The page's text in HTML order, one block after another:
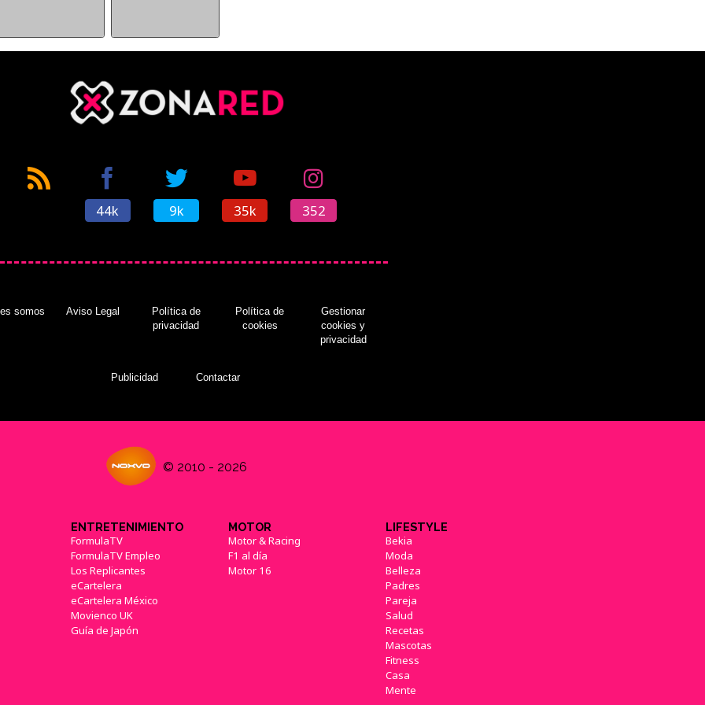
44k 9k 35k 352
somos Aviso Legal
Política de
privacidad
Política de
cookies
Gestionar
cookies y
privacidad
Publicidad Contactar
© 2010 - 2026
ENTRETENIMIENTO
FormulaTV
FormulaTV Empleo
Los Replicantes
eCartelera
eCartelera México
Movienco UK
Guía de Japón
MOTOR
Motor & Racing
F1 al día
Motor 16
LIFESTYLE
Bekia
Moda
Belleza
Padres
Pareja
Salud
Recetas
Mascotas
Fitness
Casa
Mente